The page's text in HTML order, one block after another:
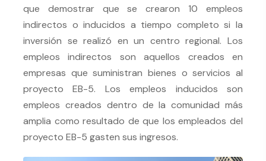
que demostrar que se crearon 10 empleos
indirectos o inducidos a tiempo completo si la
inversión se realizó en un centro regional. Los
empleos indirectos son aquellos creados en
empresas que suministran bienes o servicios al
proyecto EB-5. Los empleos inducidos son
empleos creados dentro de la comunidad más
amplia como resultado de que los empleados del
proyecto EB-5 gasten sus ingresos.